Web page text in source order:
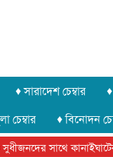
♦ সারাদেশ চেম্বার
চেম্বার ♦ বিনোদন
সাথে কানাইঘাটের